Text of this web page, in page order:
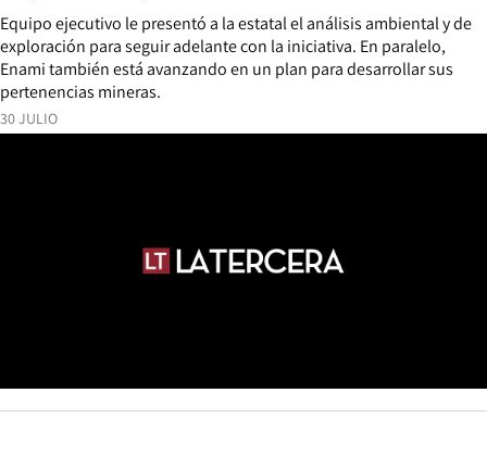
30 JULIO
Equipo ejecutivo le presentó a la estatal el análisis ambiental y de
exploración para seguir adelante con la iniciativa. En paralelo,
Enami también está avanzando en un plan para desarrollar sus
pertenencias mineras.